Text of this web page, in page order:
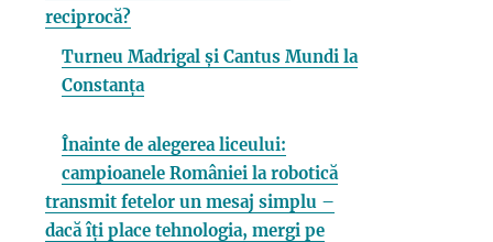
reciprocă?
Turneu Madrigal și Cantus Mundi la
Constanța
Înainte de alegerea liceului:
campioanele României la robotică
transmit fetelor un mesaj simplu –
dacă îți place tehnologia, mergi pe